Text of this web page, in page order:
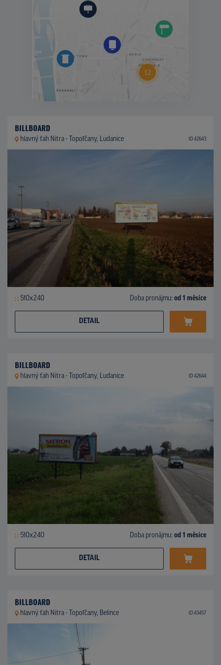
BILLBOARD
hlavný ťah Nitra - Topoľčany, Ludanice ID 42643
510x240 Doba pronájmu: od 1 měsíce
DETAIL
BILLBOARD
hlavný ťah Nitra - Topoľčany, Ludanice ID 42644
510x240 Doba pronájmu: od 1 měsíce
DETAIL
BILLBOARD
hlavný ťah Nitra - Topoľčany, Belince ID 43457